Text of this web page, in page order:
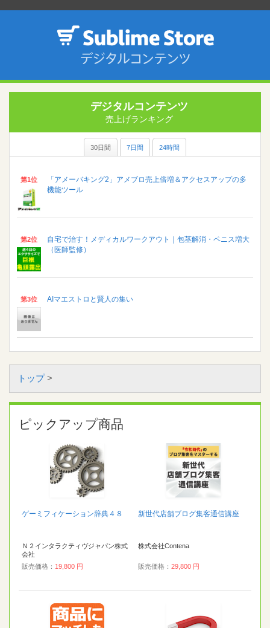
デジタルコンテンツ
売上げランキング
30日間 7日間 24時間
第1位
「アメーバキング2」アメブロ売上倍増＆アクセスアップの多
機能ツール
第2位
自宅で治す！メディカルワークアウト｜包茎解消・ペニス増大
（医師監修）
第3位 AIマエストロと賢人の集い
トップ>
ピックアップ商品
ゲーミフィケーション辞典４８
Ｎ２インタラクティヴジャパン株式
会社
販売価格： 19,800 円
新世代店舗ブログ集客通信講座
株式会社Contena
販売価格： 29,800 円